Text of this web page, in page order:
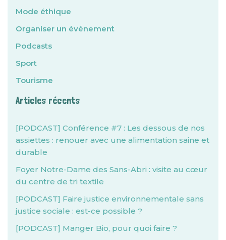
Mode éthique
Organiser un événement
Podcasts
Sport
Tourisme
Articles récents
[PODCAST] Conférence #7 : Les dessous de nos
assiettes : renouer avec une alimentation saine et
durable
Foyer Notre-Dame des Sans-Abri : visite au cœur
du centre de tri textile
[PODCAST] Faire justice environnementale sans
justice sociale : est-ce possible ?
[PODCAST] Manger Bio, pour quoi faire ?